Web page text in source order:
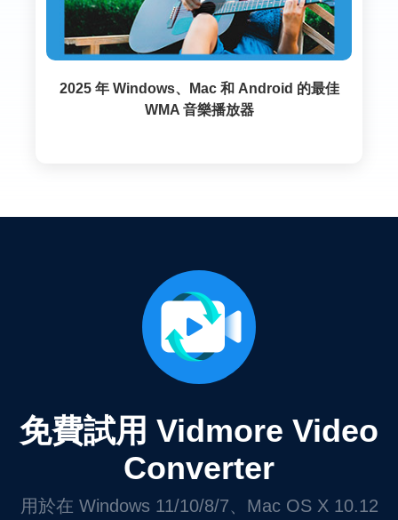
2025 年 Windows、Mac 和 Android 的最佳
WMA 音樂播放器
免費試用 Vidmore Video
Converter
用於在 Windows 11/10/8/7、Mac OS X 10.12